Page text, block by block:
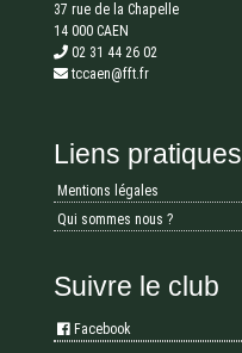
37 rue de la Chapelle
14 000 CAEN
02 31 44 26 02
tccaen@fft.fr
Liens pratiques
Mentions légales
Qui sommes nous ?
Suivre le club
Facebook